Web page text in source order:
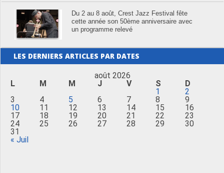
Du 2 au 8 août, Crest Jazz Festival fête
cette année son 50ème anniversaire avec
un programme relevé
LES DERNIERS ARTICLES PAR DATES
août 2026
L
M M J V S
D
1
2
3
4 5 6 7 8
9
10
11 12 13 14 15
16
17
18 19 20 21 22
23
24
25 26 27 28 29
30
31
« Juil